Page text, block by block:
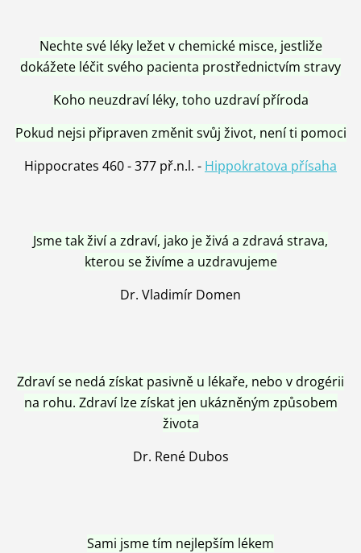
Nechte své léky ležet v chemické misce, jestliže
dokážete léčit svého pacienta prostřednictvím stravy
Koho neuzdraví léky, toho uzdraví příroda
Pokud nejsi připraven změnit svůj život, není ti pomoci
Hippocrates 460 - 377 př.n.l. - Hippokratova přísaha
Jsme tak živí a zdraví, jako je živá a zdravá strava,
kterou se živíme a uzdravujeme
Dr. Vladimír Domen
Zdraví se nedá získat pasivně u lékaře, nebo v drogérii
na rohu. Zdraví lze získat jen ukázněným způsobem
života
Dr. René Dubos
Sami jsme tím nejlepším lékem